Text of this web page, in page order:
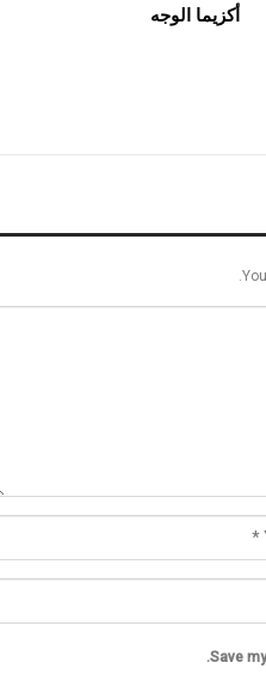
أكزيما الوجه
Save